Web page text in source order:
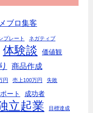
ブロ集客
プレート ネガティブ
体験談 価値観
商品作成
円 売上100万円 失敗
ート 成功者
立起業 目標達成